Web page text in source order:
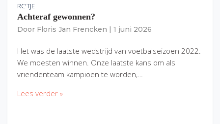
RC'TJE
Achteraf gewonnen?
Door Floris Jan Frencken 1 juni 2026
Het was de laatste wedstrijd van voetbalseizoen 2022.
We moesten winnen. Onze laatste kans om als
vriendenteam kampioen te worden,…
Lees verder »